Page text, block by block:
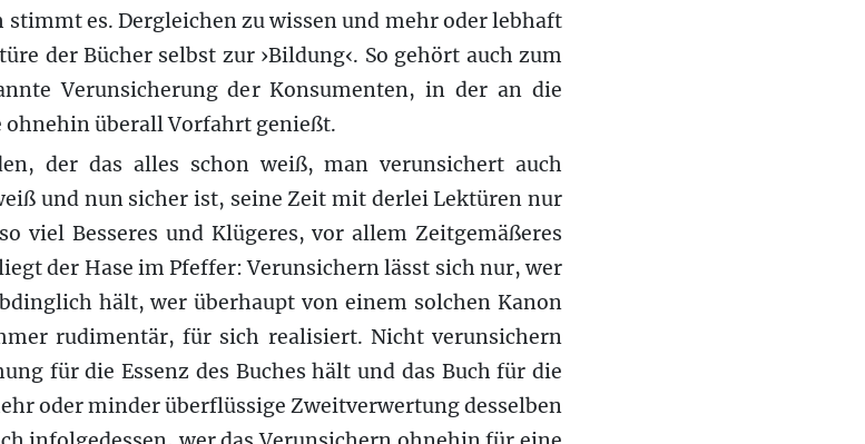
es. Dergleichen zu wissen und mehr oder lebhaft
der Bücher selbst zur ›Bildung‹. So gehört auch zum
Verunsicherung der Konsumenten, in der an die
ohnehin überall Vorfahrt genießt.
der das alles schon weiß, man verunsichert auch
und nun sicher ist, seine Zeit mit derlei Lektüren nur
viel Besseres und Klügeres, vor allem Zeitgemäßeres
der Hase im Pfeffer: Verunsichern lässt sich nur, wer
hält, wer überhaupt von einem solchen Kanon
rudimentär, für sich realisiert. Nicht verunsichern
für die Essenz des Buches hält und das Buch für die
oder minder überflüssige Zweitverwertung desselben